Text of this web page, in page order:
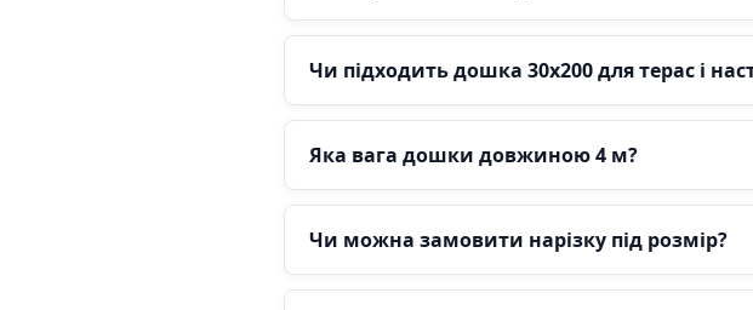
Чи підходить дошка 30х200 для терас і
Яка вага дошки довжиною 4 м?
Чи можна замовити нарізку під розмір?